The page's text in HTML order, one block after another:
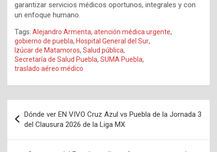
garantizar servicios médicos oportunos, integrales y con
un enfoque humano.
Tags: Alejandro Armenta, atención médica urgente,
gobierno de puebla, Hospital General del Sur,
Izúcar de Matamoros, Salud pública,
Secretaría de Salud Puebla, SUMA Puebla,
traslado aéreo médico
de
entradas
Dónde ver EN VIVO Cruz Azul vs Puebla de la Jornada 3
del Clausura 2026 de la Liga MX